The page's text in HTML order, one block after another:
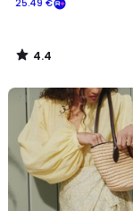
Schrijf
in
voor
programma
om
in
plaats
daarvan
betalen
25.49 €
4.4
/